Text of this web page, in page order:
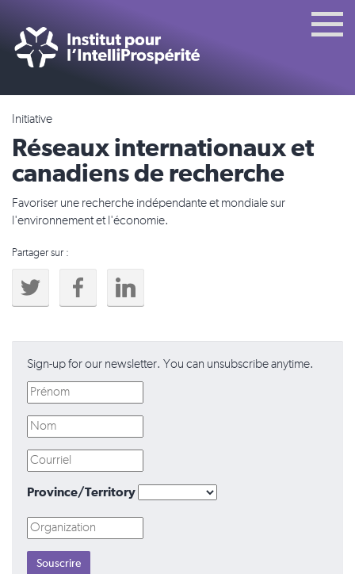
Initiative
Réseaux internationaux et
canadiens de recherche
Favoriser une recherche indépendante et mondiale sur
l'environnement et l'économie.
Partager sur :
Sign-up for our newsletter. You can unsubscribe anytime.
Province/Territory